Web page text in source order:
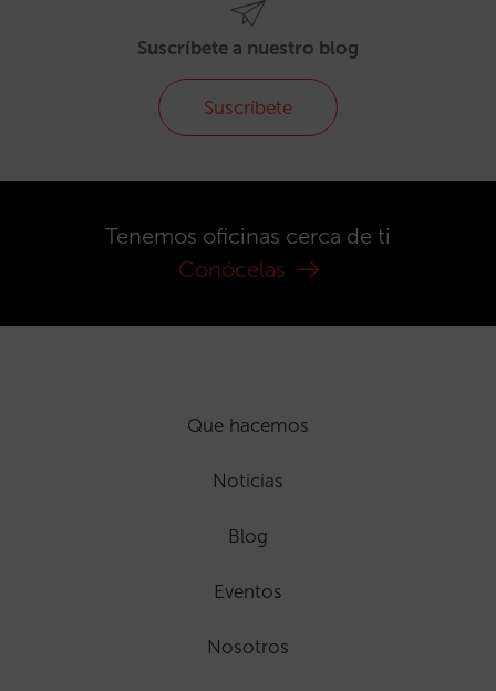
Suscríbete a nuestro blog
Suscríbete
Tenemos oficinas cerca de ti
Conócelas
Que hacemos
Noticias
Blog
Eventos
Nosotros